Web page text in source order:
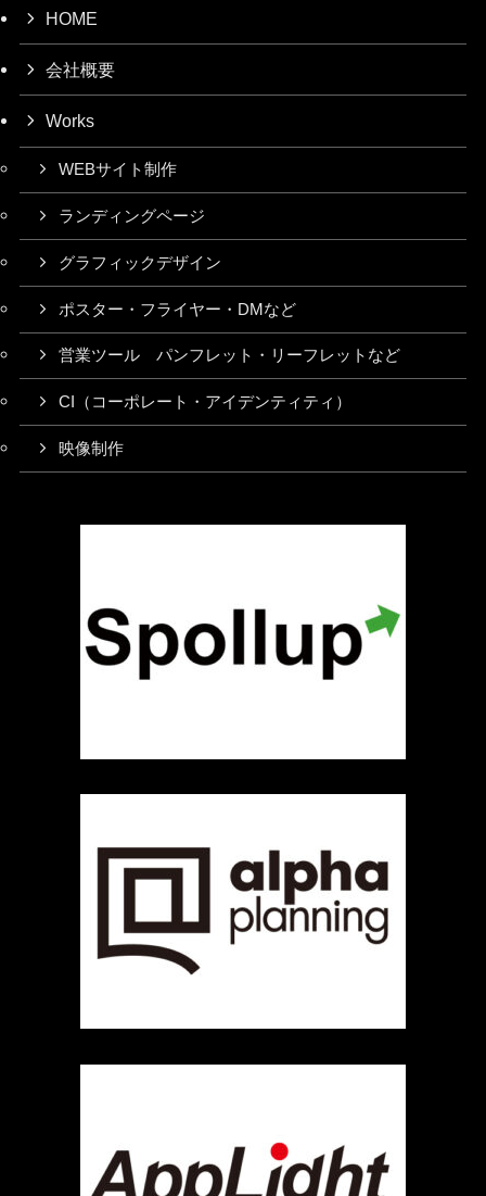
HOME
会社概要
Works
WEBサイト制作
ランディングページ
グラフィックデザイン
ポスター・フライヤー・DMなど
営業ツール パンフレット・リーフレットなど
CI（コーポレート・アイデンティティ）
映像制作